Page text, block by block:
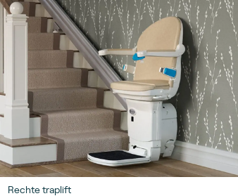
Rechte traplift